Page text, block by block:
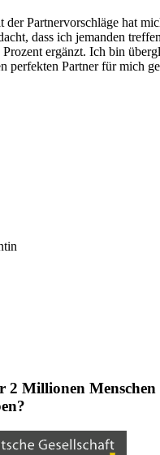
der Partnervorschläge hat
dass ich jemanden
ergänzt. Ich bin
perfekten Partner für mich
2 Millionen Menschen